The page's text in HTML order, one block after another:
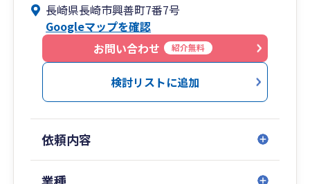
丁寧に指導し、一人前に育て上げます。
松尾友平税理士事務所は「日本一親身な会計事務
所」を目指し、そのような『お客様からのお悩
み』に対応するだけでなく、節税策や資金対策に
限らず、お客様に役立つ策があればこちらから積
極的に提案しています。
長崎県長崎市興善町7番7号
Googleマップを確認
お問い合わせ
紹介無料
検討リストに追加
依頼内容
業種